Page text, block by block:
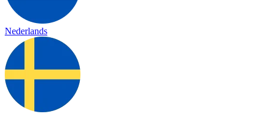
Nederlands